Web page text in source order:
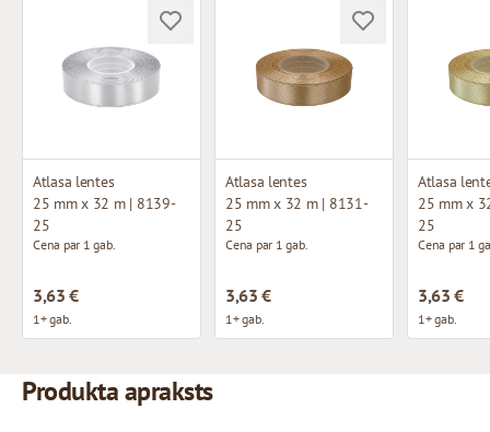
Atlasa lentes
25 mm x 32 m | 8139-
25
Cena par 1 gab.
3,63 €
1+ gab.
Atlasa lentes
25 mm x 32 m | 8131-
25
Cena par 1 gab.
3,63 €
1+ gab.
Atlasa
25 mm x
25
Cena par 1
3,63 €
1+ gab.
Produkta apraksts